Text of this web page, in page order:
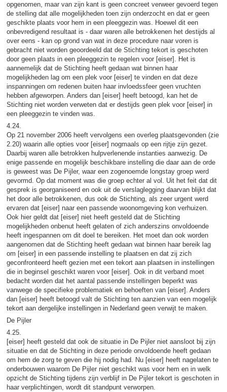
opgenomen, maar van zijn kant is geen concreet verweer gevoerd tegen
de stelling dat alle mogelijkheden toen zijn onderzocht en dat er geen
geschikte plaats voor hem in een pleeggezin was. Hoewel dit een
onbevredigend resultaat is - daar waren alle betrokkenen het destijds al
over eens - kan op grond van wat in deze procedure naar voren is
gebracht niet worden geoordeeld dat de Stichting tekort is geschoten
door geen plaats in een pleeggezin te regelen voor [eiser]. Het is
aannemelijk dat de Stichting heeft gedaan wat binnen haar
mogelijkheden lag om een plek voor [eiser] te vinden en dat deze
inspanningen om redenen buiten haar invloedssfeer geen vruchten
hebben afgeworpen. Anders dan [eiser] heeft betoogd, kan het de
Stichting niet worden verweten dat er destijds geen plek voor [eiser] in
een pleeggezin te vinden was.
4.24.
Op 21 november 2006 heeft vervolgens een overleg plaatsgevonden (zie
2.20) waarin alle opties voor [eiser] nogmaals op een rijtje zijn gezet.
Daarbij waren alle betrokken hulpverlenende instanties aanwezig. De
enige passende en mogelijk beschikbare instelling die daar aan de orde
is geweest was De Pijler, waar een zogenoemde longstay groep werd
gevormd. Op dat moment was die groep echter al vol. Uit het feit dat dit
gesprek is georganiseerd en ook uit de verslaglegging daarvan blijkt dat
het door alle betrokkenen, dus ook de Stichting, als zeer urgent werd
ervaren dat [eiser] naar een passende woonomgeving kon verhuizen.
Ook hier geldt dat [eiser] niet heeft gesteld dat de Stichting
mogelijkheden onbenut heeft gelaten of zich anderszins onvoldoende
heeft ingespannen om dit doel te bereiken. Het moet dan ook worden
aangenomen dat de Stichting heeft gedaan wat binnen haar bereik lag
om [eiser] in een passende instelling te plaatsen en dat zij zich
geconfronteerd heeft gezien met een tekort aan plaatsen in instellingen
die in beginsel geschikt waren voor [eiser]. Ook in dit verband moet
bedacht worden dat het aantal passende instellingen beperkt was
vanwege de specifieke problematiek en behoeften van [eiser]. Anders
dan [eiser] heeft betoogd valt de Stichting ten aanzien van een mogelijk
tekort aan dergelijke instellingen in Nederland geen verwijt te maken.
De Pijler
4.25.
[eiser] heeft gesteld dat ook de situatie in De Pijler niet aansloot bij zijn
situatie en dat de Stichting in deze periode onvoldoende heeft gedaan
om hem de zorg te geven die hij nodig had. Nu [eiser] heeft nagelaten te
onderbouwen waarom De Pijler niet geschikt was voor hem en in welk
opzicht de Stichting tijdens zijn verblijf in De Pijler tekort is geschoten in
haar verplichtingen, wordt dit standpunt verworpen.